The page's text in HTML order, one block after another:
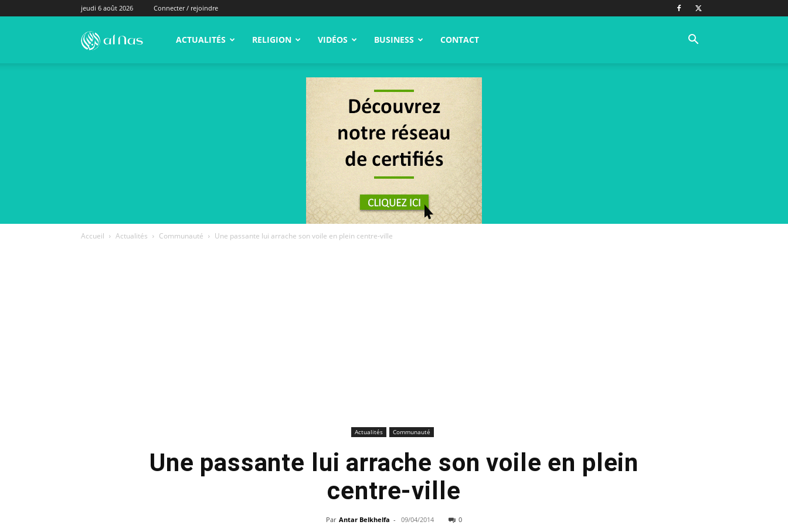
jeudi 6 août 2026 Connecter / rejoindre
alNas.fr ACTUALITÉS RELIGION VIDÉOS BUSINESS CONTACT
Accueil Actualités Communauté Une passante lui arrache son voile en plein centre-ville
Actualités Communauté
Une passante lui arrache son voile en plein
centre-ville
Par Antar Belkhelfa - 09/04/2014 0